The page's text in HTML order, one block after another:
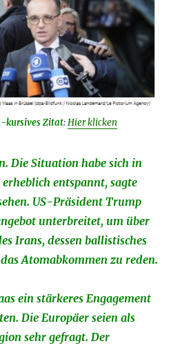
kursives Zitat:Hier klicken
Die Situation habe sich in
entspannt, sagte
US-Präsident Trump
unterbreitet, um über
Irans, dessen ballistisches
Atomabkommen zu reden.
ein stärkeres Engagement
Die Europäer seien als
sehr gefragt. Der